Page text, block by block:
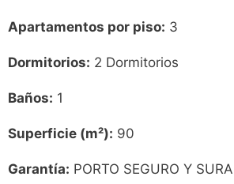
Apartamentos por piso: 3
Dormitorios: 2 Dormitorios
Baños: 1
Superficie (m²): 90
Garantía: PORTO SEGURO Y SURA